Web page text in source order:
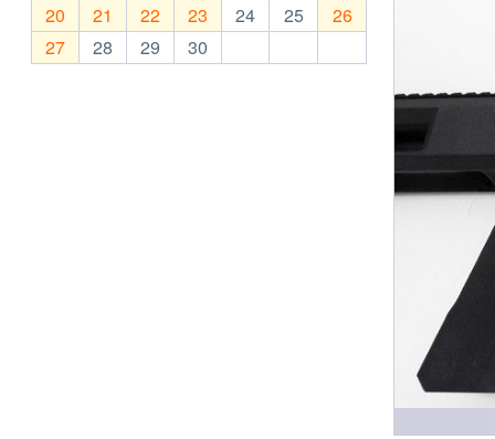
20
21 22 23 24 25
26
27
28 29 30